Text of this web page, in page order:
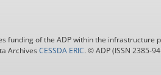
funding of the ADP within the infrastructure
Archives CESSDA ERIC. © ADP (ISSN 2385-